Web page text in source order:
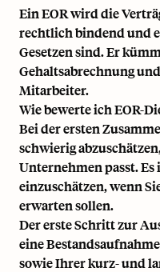
Ein EOR wird die
rechtlich bindend und
Gesetzen sind. Er
Gehaltsabrechnung
Mitarbeiter.
Wie bewerte ich EOR-
Bei der ersten
schwierig
Unternehmen passt.
einzuschätzen, wenn
erwarten sollen.
Der erste Schritt zur
eine
sowie Ihrer kurz- und